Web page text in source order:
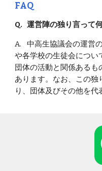
FAQ
Q. 運営陣の独り言って
A. 中高生協議会の運営
や各学校の生徒会につい
団体の活動と関係あるも
あります。なお、この独
り、団体及びその他を代